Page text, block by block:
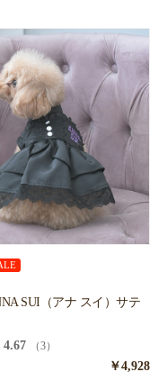
SUI（アナ スイ）サテ
（3）
￥4,928